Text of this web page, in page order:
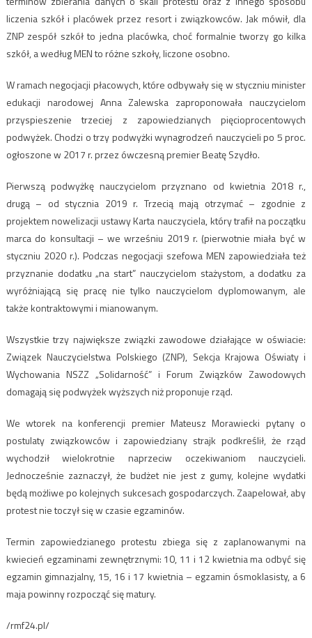
liczenia szkół i placówek przez resort i związkowców. Jak mówił, dla
ZNP zespół szkół to jedna placówka, choć formalnie tworzy go kilka
szkół, a według MEN to różne szkoły, liczone osobno.
W ramach negocjacji płacowych, które odbywały się w styczniu minister
edukacji narodowej Anna Zalewska zaproponowała nauczycielom
przyspieszenie trzeciej z zapowiedzianych pięcioprocentowych
podwyżek. Chodzi o trzy podwyżki wynagrodzeń nauczycieli po 5 proc.
ogłoszone w 2017 r. przez ówczesną premier Beatę Szydło.
Pierwszą podwyżkę nauczycielom przyznano od kwietnia 2018 r.,
drugą – od stycznia 2019 r. Trzecią mają otrzymać – zgodnie z
projektem nowelizacji ustawy Karta nauczyciela, który trafił na początku
marca do konsultacji – we wrześniu 2019 r. (pierwotnie miała być w
styczniu 2020 r.). Podczas negocjacji szefowa MEN zapowiedziała też
przyznanie dodatku „na start” nauczycielom stażystom, a dodatku za
wyróżniającą się pracę nie tylko nauczycielom dyplomowanym, ale
także kontraktowymi i mianowanym.
Wszystkie trzy największe związki zawodowe działające w oświacie:
Związek Nauczycielstwa Polskiego (ZNP), Sekcja Krajowa Oświaty i
Wychowania NSZZ „Solidarność” i Forum Związków Zawodowych
domagają się podwyżek wyższych niż proponuje rząd.
We wtorek na konferencji premier Mateusz Morawiecki pytany o
postulaty związkowców i zapowiedziany strajk podkreślił, że rząd
wychodził wielokrotnie naprzeciw oczekiwaniom nauczycieli.
Jednocześnie zaznaczył, że budżet nie jest z gumy, kolejne wydatki
będą możliwe po kolejnych sukcesach gospodarczych. Zaapelował, aby
protest nie toczył się w czasie egzaminów.
Termin zapowiedzianego protestu zbiega się z zaplanowanymi na
kwiecień egzaminami zewnętrznymi: 10, 11 i 12 kwietnia ma odbyć się
egzamin gimnazjalny, 15, 16 i 17 kwietnia – egzamin ósmoklasisty, a 6
maja powinny rozpocząć się matury.
/rmf24.pl/